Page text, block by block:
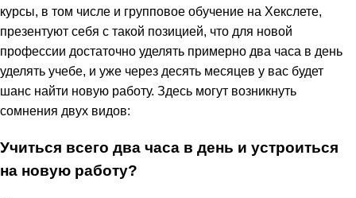
курсы, в том числе и групповое обучение на Хекслете,
презентуют себя с такой позицией, что для новой
профессии достаточно уделять примерно два часа в день
уделять учебе, и уже через десять месяцев у вас будет
шанс найти новую работу. Здесь могут возникнуть
сомнения двух видов:
Учиться всего два часа в день и устроиться
на новую работу?